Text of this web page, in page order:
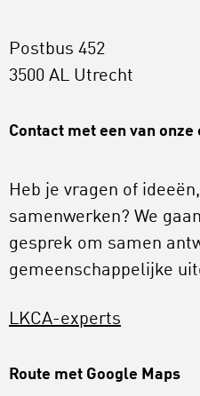
Postbus 452
3500 AL Utrecht
Contact met een van onze
Heb je vragen of
samenwerken? We
gesprek om samen
gemeenschappelijke
LKCA-experts
Route met Google Maps